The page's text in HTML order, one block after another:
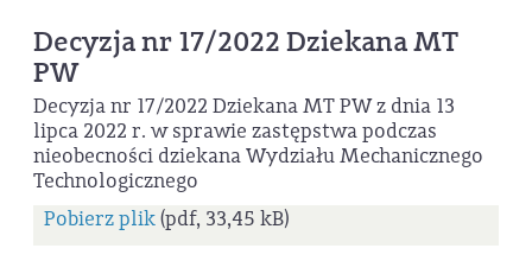
Decyzja nr 17/2022 Dziekana MT
PW
Decyzja nr 17/2022 Dziekana MT PW z dnia 13
lipca 2022 r. w sprawie zastępstwa podczas
nieobecności dziekana Wydziału Mechanicznego
Technologicznego
Pobierz plik(pdf, 33,45 kB)